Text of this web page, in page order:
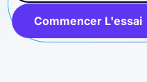
Commencer L'essai